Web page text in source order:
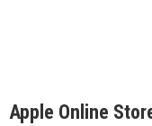
Apple Online